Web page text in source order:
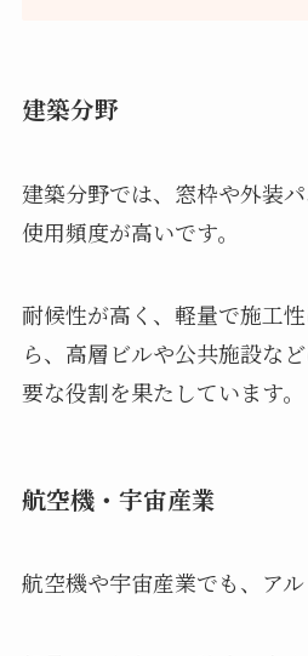
建築分野
建築分野では、窓枠や外装
使用頻度が高いです。
耐候性が高く、軽量で施工
ら、高層ビルや公共施設な
要な役割を果たしています。
航空機・宇宙産業
航空機や宇宙産業でも、アル